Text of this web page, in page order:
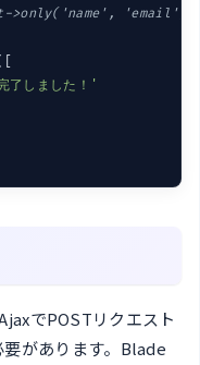
>only('name',
了しました！'
でPOSTリクエスト
があります。Blade